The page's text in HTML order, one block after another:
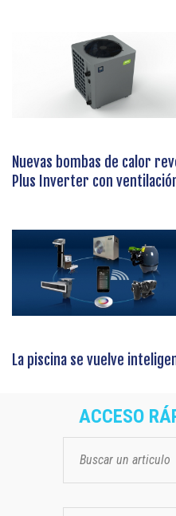
Nuevas bombas de calor
Plus Inverter con
La piscina se vuelve
ACCESO